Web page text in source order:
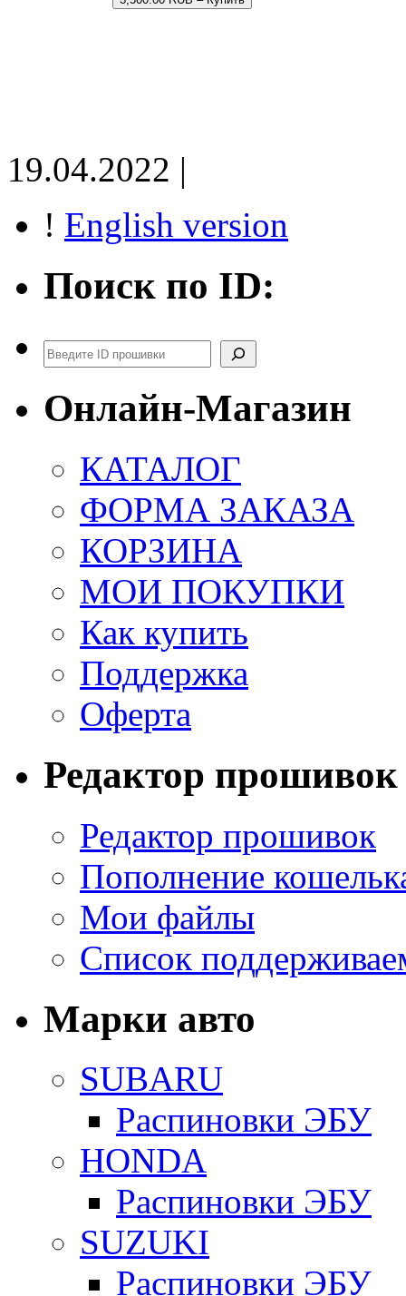
19.04.2022 |
! English version
Поиск по ID:
Поиск
Онлайн-Магазин
КАТАЛОГ
ФОРМА ЗАКАЗА
КОРЗИНА
МОИ ПОКУПКИ
Как купить
Поддержка
Оферта
Редактор прошивок
Редактор прошивок
Пополнение
Мои файлы
Список
Марки авто
SUBARU
Распиновки ЭБУ
HONDA
Распиновки ЭБУ
SUZUKI
Распиновки ЭБУ